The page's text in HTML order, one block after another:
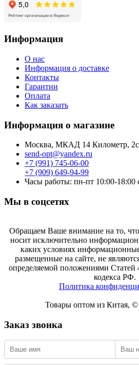
Информация
О нас
Информация о доставке
Контакты
Гарантии
Оплата
Как заказать
Информация о магазине
Москва, МКАД 14 Километр,
send-opt@yandex.ru
+7 (991) 745-06-00
+7 (909) 649-94-99
Часы работы: пн-пт 10:00-18:00
Мы в соцсетях
Обращаем Ваше внимание на то,
носит исключительно
каких условиях
размещенные на сайте, не
определяемой положениями Статей
кодекса РФ.
Политика
Товары оптом из Китая,
Заказ звонка